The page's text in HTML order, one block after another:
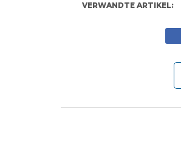
VERWANDTE ARTIKEL: